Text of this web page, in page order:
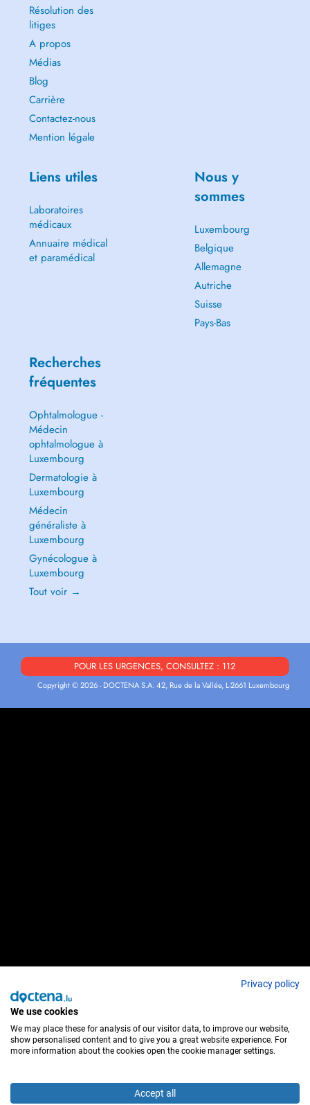
Résolution des
litiges
A propos
Médias
Blog
Carrière
Contactez-nous
Mention légale
Liens utiles
Laboratoires
médicaux
Annuaire médical
et paramédical
Nous y
sommes
Luxembourg
Belgique
Allemagne
Autriche
Suisse
Pays-Bas
Recherches
fréquentes
Ophtalmologue -
Médecin
ophtalmologue à
Luxembourg
Dermatologie à
Luxembourg
Médecin
généraliste à
Luxembourg
Gynécologue à
Luxembourg
Tout voir →
POUR LES URGENCES, CONSULTEZ : 112
Copyright © 2026 - DOCTENA S.A. 42, Rue de la Vallée, L-2661 Luxembourg
Privacy policy
We use cookies
We may place these for analysis of our visitor data, to improve our website,
show personalised content and to give you a great website experience. For
more information about the cookies open the cookie manager settings.
Accept all